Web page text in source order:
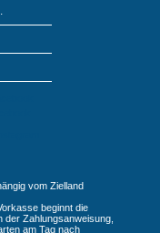
vom Zielland
beginnt die
der Zahlungsanweisung,
am Tag nach